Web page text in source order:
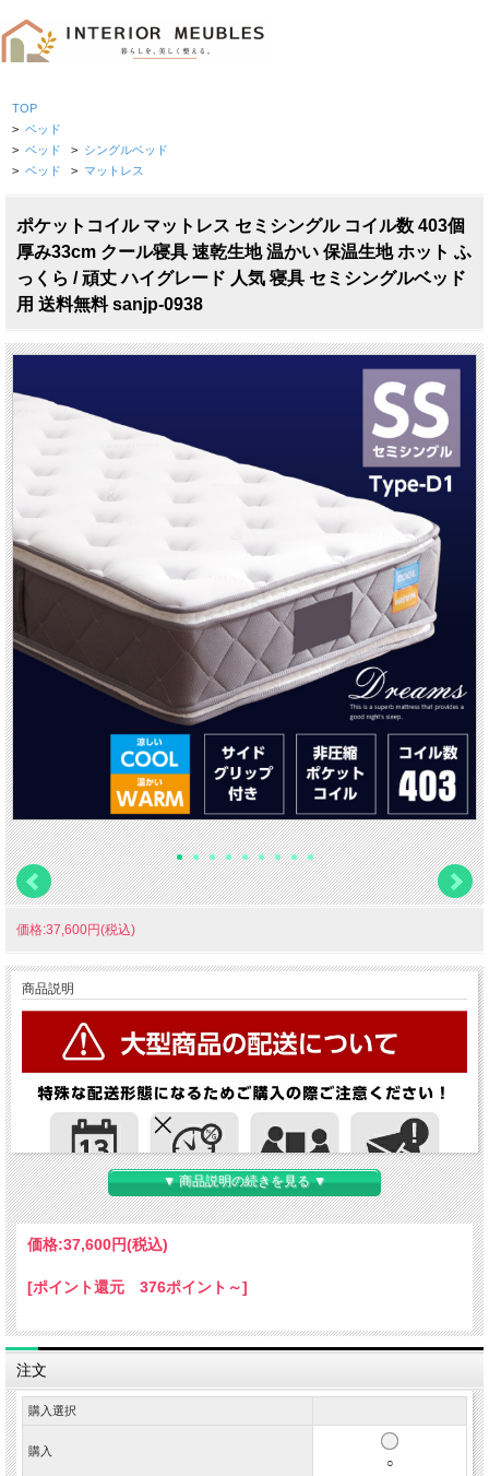
TOP
> ベッド
> ベッド > シングルベッド
> ベッド > マットレス
ポケットコイル マットレス セミシングル コイル数 403個
厚み33cm クール寝具 速乾生地 温かい 保温生地 ホット ふ
っくら / 頑丈 ハイグレード 人気 寝具 セミシングルベッド
用 送料無料 sanjp-0938
価格:37,600円(税込)
商品説明
▼ 商品説明の続きを見る ▼
価格:37,600円(税込)
[ポイント還元 376ポイント～]
注文
購入選択
購入
○